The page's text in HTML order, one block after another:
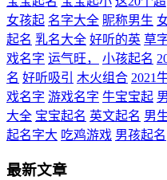
女孩起 名字大全 昵称男生
起名 乳名大全 好听的英 草
戏名字 运气旺， 小孩起名
名 好听吸引 木火组合 2021
戏名字 游戏名字 牛宝宝起
大全 宝宝起名 英文起名 男
起名字大 吃鸡游戏 男孩起名
最新文章